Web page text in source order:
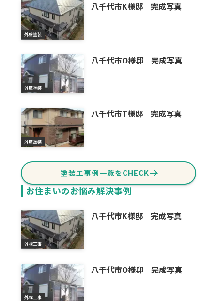
外壁塗装
八千代市K様邸 完成写真
外壁塗装
八千代市O様邸 完成写真
外壁塗装
八千代市T様邸 完成写真
塗装工事例一覧をCHECK
お住まいのお悩み解決事例
外構工事
八千代市K様邸 完成写真
外構工事
八千代市O様邸 完成写真